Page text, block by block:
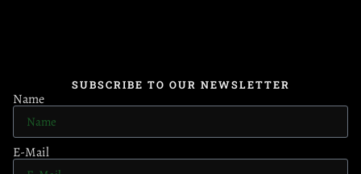
SUBSCRIBE TO OUR NEWSLETTER
Name
E-Mail